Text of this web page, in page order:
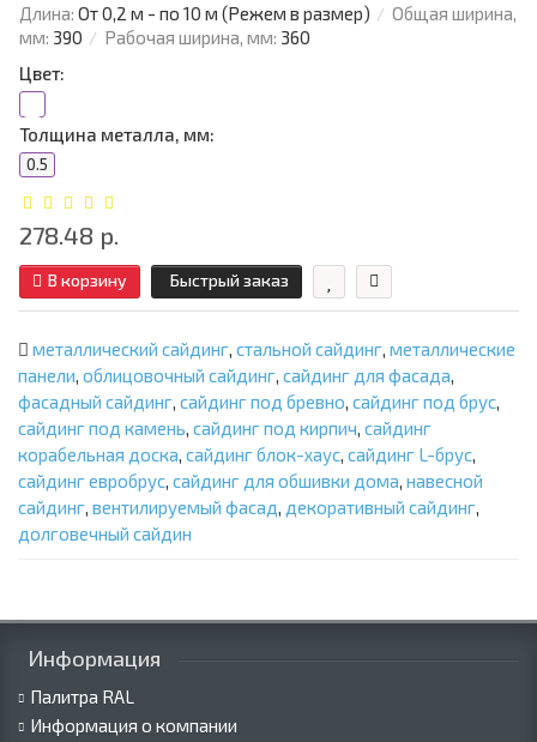
Длина: От 0,2 м - по 10 м (Режем в размер)
Общая ширина,
мм: 390 Рабочая ширина, мм: 360
Цвет:
Толщина металла, мм:
0.5
278.48 р.
В корзину Быстрый заказ
металлический сайдинг, стальной сайдинг, металлические
панели, облицовочный сайдинг, сайдинг для фасада,
фасадный сайдинг, сайдинг под бревно, сайдинг под брус,
сайдинг под камень, сайдинг под кирпич, сайдинг
корабельная доска, сайдинг блок-хаус, сайдинг L-брус,
сайдинг евробрус, сайдинг для обшивки дома, навесной
сайдинг, вентилируемый фасад, декоративный сайдинг,
долговечный сайдин
Информация
Палитра RAL
Информация о компании